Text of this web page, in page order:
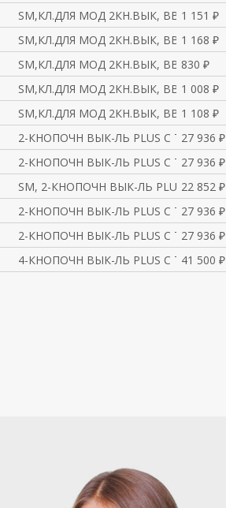
SM,КЛ.ДЛЯ МОД 2КН.ВЫК, ВВ/ВН,1
1 151 ₽
SM,КЛ.ДЛЯ МОД 2КН.ВЫК, ВВ/ВН,1
1 168 ₽
SM,КЛ.ДЛЯ МОД 2КН.ВЫК, ВВ/ВН,1
830 ₽
SM,КЛ.ДЛЯ МОД 2КН.ВЫК, ВВ/ВН,1
1 008 ₽
SM,КЛ.ДЛЯ МОД 2КН.ВЫК, ВВ/ВН,
1 108 ₽
2-КНОПОЧН ВЫК-ЛЬ PLUS С ТЕРМОР
27 936 ₽
2-КНОПОЧН ВЫК-ЛЬ PLUS С ТЕРМОР
27 936 ₽
SM, 2-КНОПОЧН ВЫК-ЛЬ PLUS С ТЕ
22 852 ₽
2-КНОПОЧН ВЫК-ЛЬ PLUS С ТЕРМОР
27 936 ₽
2-КНОПОЧН ВЫК-ЛЬ PLUS С ТЕРМОР
27 936 ₽
4-КНОПОЧН ВЫК-ЛЬ PLUS С ТЕРМОР
41 500 ₽